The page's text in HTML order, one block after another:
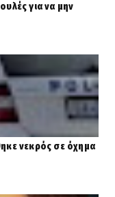
για να μην
νεκρός σε όχημα